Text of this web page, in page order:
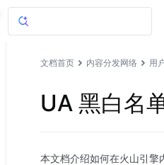
文档首页 内容分发网络 用
UA 黑白名
本文档介绍如何在火山引擎